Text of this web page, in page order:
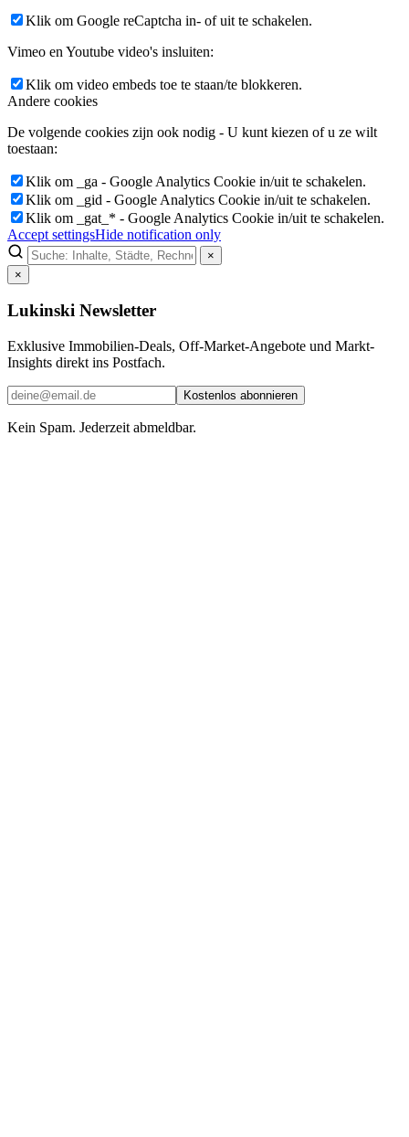
Klik om Google reCaptcha in- of uit te schakelen.
Vimeo en Youtube video's insluiten:
Klik om video embeds toe te staan/te blokkeren.
Andere cookies
De volgende cookies zijn ook nodig - U kunt kiezen of u ze wilt
toestaan:
Klik om _ga - Google Analytics Cookie in/uit te schakelen.
Klik om _gid - Google Analytics Cookie in/uit te schakelen.
Klik om _gat_* - Google Analytics Cookie in/uit te schakelen.
Accept settingsHide notification only
×
×
Lukinski Newsletter
Exklusive Immobilien-Deals, Off-Market-Angebote und Markt-
Insights direkt ins Postfach.
Kostenlos abonnieren
Kein Spam. Jederzeit abmeldbar.